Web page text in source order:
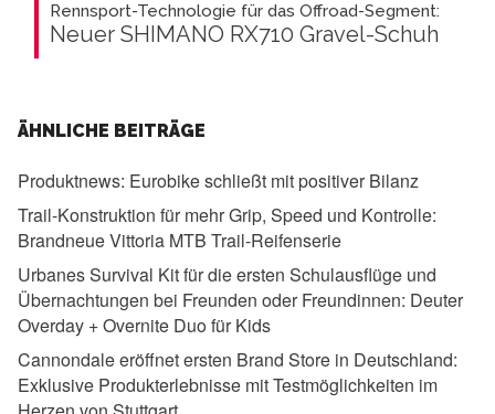
Rennsport-Technologie für das Offroad-Segment:
Neuer SHIMANO RX710 Gravel-Schuh
ÄHNLICHE BEITRÄGE
Produktnews: Eurobike schließt mit positiver Bilanz
Trail-Konstruktion für mehr Grip, Speed und Kontrolle:
Brandneue Vittoria MTB Trail-Reifenserie
Urbanes Survival Kit für die ersten Schulausflüge und
Übernachtungen bei Freunden oder Freundinnen: Deuter
Overday + Overnite Duo für Kids
Cannondale eröffnet ersten Brand Store in Deutschland:
Exklusive Produkterlebnisse mit Testmöglichkeiten im